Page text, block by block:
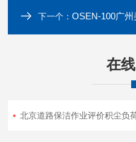
下一个：OSEN-100广州美食
在